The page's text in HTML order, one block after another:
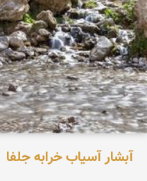
آبشار آسیاب خرابه جلفا